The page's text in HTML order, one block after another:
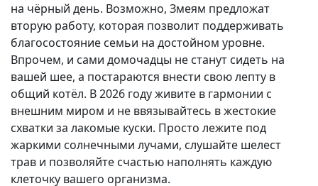
на чёрный день. Возможно, Змеям предложат
вторую работу, которая позволит поддерживать
благосостояние семьи на достойном уровне.
Впрочем, и сами домочадцы не станут сидеть на
вашей шее, а постараются внести свою лепту в
общий котёл. В 2026 году живите в гармонии с
внешним миром и не ввязывайтесь в жестокие
схватки за лакомые куски. Просто лежите под
жаркими солнечными лучами, слушайте шелест
трав и позволяйте счастью наполнять каждую
клеточку вашего организма.